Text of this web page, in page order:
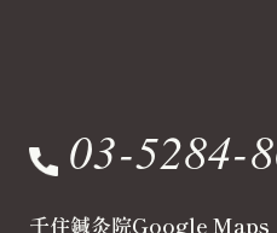
03-5284-
千住鍼灸院Google Maps